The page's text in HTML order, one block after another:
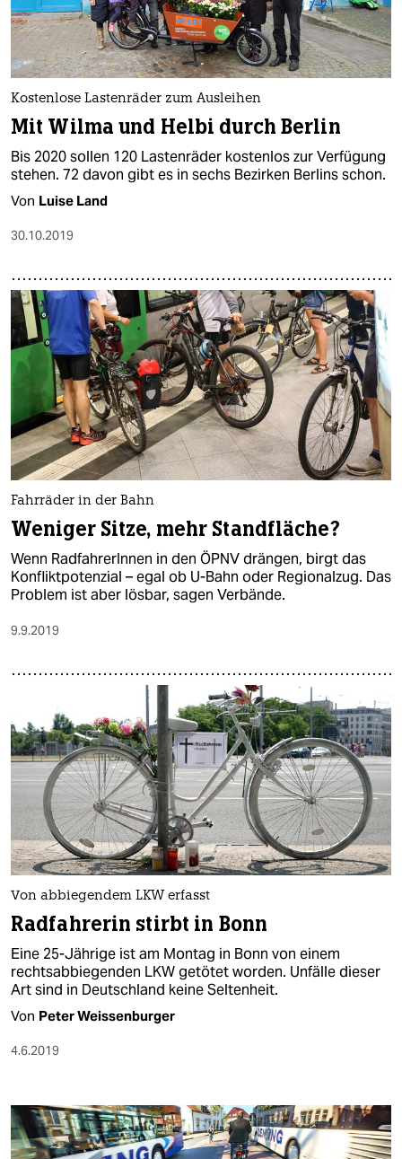
Kostenlose Lastenräder zum Ausleihen
Mit Wilma und Helbi durch Berlin
Bis 2020 sollen 120 Lastenräder kostenlos zur Verfügung
stehen. 72 davon gibt es in sechs Bezirken Berlins schon.
Von Luise Land
30.10.2019
Fahrräder in der Bahn
Weniger Sitze, mehr Standfläche?
Wenn RadfahrerInnen in den ÖPNV drängen, birgt das
Konfliktpotenzial – egal ob U-Bahn oder Regionalzug. Das
Problem ist aber lösbar, sagen Verbände.
9.9.2019
Von abbiegendem LKW erfasst
Radfahrerin stirbt in Bonn
Eine 25-Jährige ist am Montag in Bonn von einem
rechtsabbiegenden LKW getötet worden. Unfälle dieser
Art sind in Deutschland keine Seltenheit.
Von Peter Weissenburger
4.6.2019